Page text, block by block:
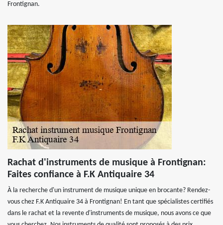
Frontignan.
Rachat d'instruments de musique à Frontignan:
Faites confiance à F.K Antiquaire 34
À la recherche d'un instrument de musique unique en brocante? Rendez-
vous chez F.K Antiquaire 34 à Frontignan! En tant que spécialistes certifiés
dans le rachat et la revente d'instruments de musique, nous avons ce que